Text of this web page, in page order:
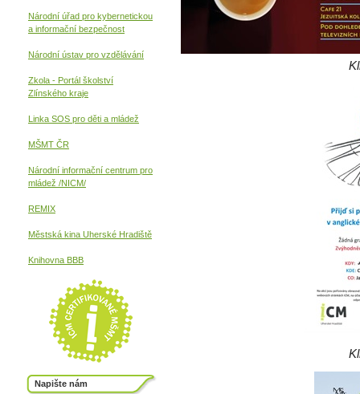
Národní úřad pro kybernetickou
a informační bezpečnost
Národní ústav pro vzdělávání
Zkola - Portál školství
Zlínského kraje
Linka SOS pro děti a mládež
MŠMT ČR
Národní informační centrum pro
mládež /NICM/
REMIX
Městská kina Uherské Hradiště
Knihovna BBB
Napište nám